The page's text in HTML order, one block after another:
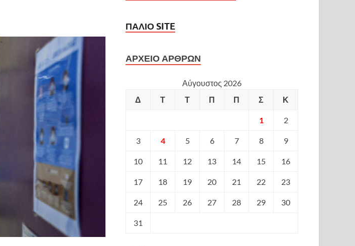
ΠΑΛΙΟ SITE
ΑΡΧΕΙΟ ΑΡΘΡΩΝ
Αύγουστος 2026
Δ
Τ Τ Π Π Σ Κ
1 2
3 4 5 6 7 8 9
10 11 12 13 14 15 16
17 18 19 20 21 22 23
24 25 26 27 28 29 30
31